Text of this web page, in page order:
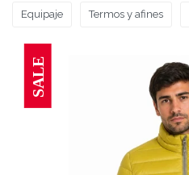
Equipaje Termos y afines